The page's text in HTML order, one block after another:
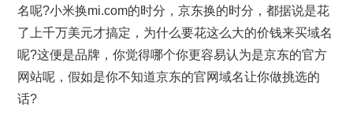
名呢?小米换mi.com的时分，京东换的时分，都据说是花
了上千万美元才搞定，为什么要花这么大的价钱来买域名
呢?这便是品牌，你觉得哪个你更容易认为是京东的官方
网站呢，假如是你不知道京东的官网域名让你做挑选的
话?